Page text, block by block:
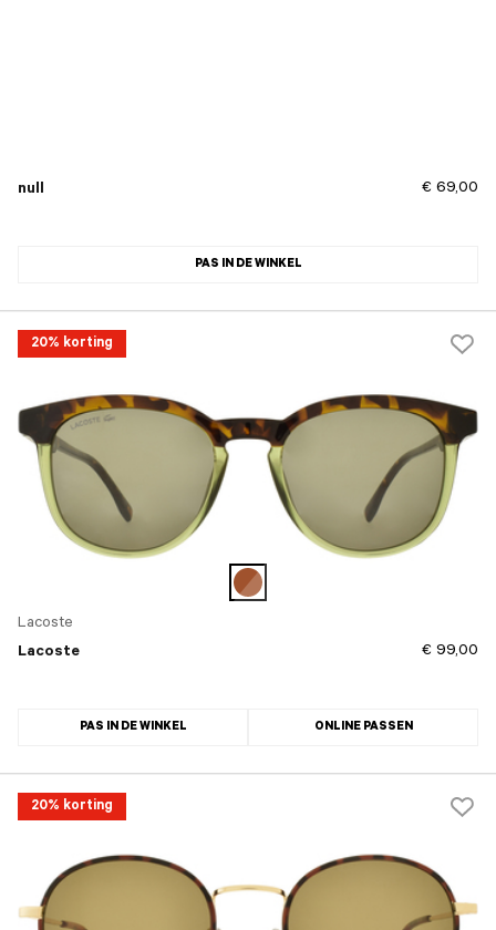
null € 69,00
PAS IN DE WINKEL
20% korting
Lacoste
Lacoste
€ 99,00
PAS IN DE WINKEL ONLINE PASSEN
20% korting